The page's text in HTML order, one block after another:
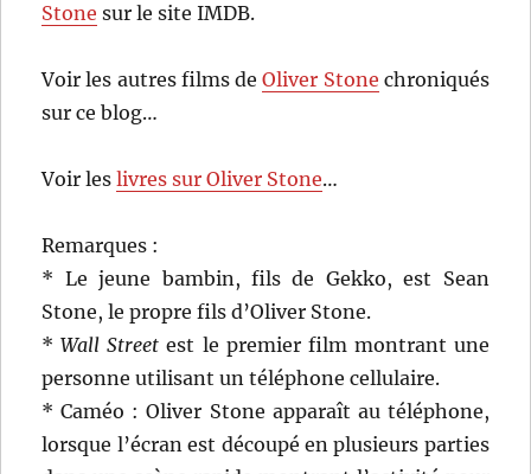
Stone sur le site IMDB.
Voir les autres films deOliver Stone chroniqués
sur ce blog…
Voir leslivres sur Oliver Stone…
Remarques :
* Le jeune bambin, fils de Gekko, est Sean
Stone, le propre fils d’Oliver Stone.
*Wall Street est le premier film montrant une
personne utilisant un téléphone cellulaire.
* Caméo : Oliver Stone apparaît au téléphone,
lorsque l’écran est découpé en plusieurs parties